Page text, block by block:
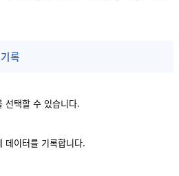
록
선택할 수 있습니다.
데이터를 기록합니다.